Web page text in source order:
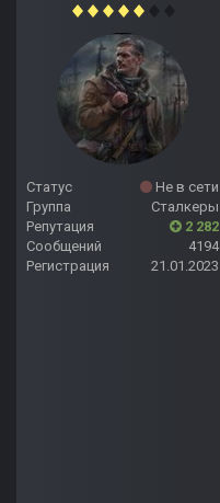
Статус
Не в сети
Группа
Сталкеры
Репутация
2 282
Сообщений
4194
Регистрация
21.01.2023